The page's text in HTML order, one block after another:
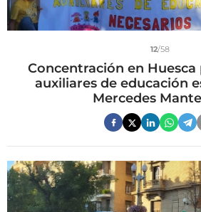
12/58
Concentración en
auxiliares de educación
Mercedes